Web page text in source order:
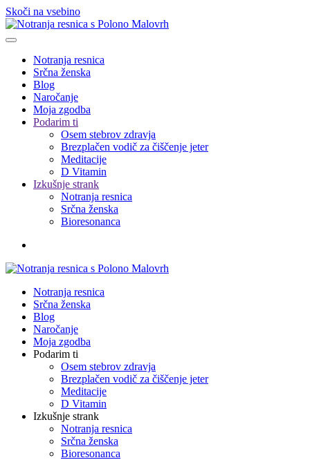
Skoči na vsebino
Notranja resnica
Srčna ženska
Blog
Naročanje
Moja zgodba
Podarim ti
Osem stebrov zdravja
Brezplačen vodič za čiščenje jeter
Meditacije
D Vitamin
Izkušnje strank
Notranja resnica
Srčna ženska
Bioresonanca
Notranja resnica
Srčna ženska
Blog
Naročanje
Moja zgodba
Podarim ti
Osem stebrov zdravja
Brezplačen vodič za čiščenje jeter
Meditacije
D Vitamin
Izkušnje strank
Notranja resnica
Srčna ženska
Bioresonanca